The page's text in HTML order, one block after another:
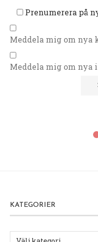
Prenumerera på
Meddela mig om nya
Meddela mig om nya
KATEGORIER